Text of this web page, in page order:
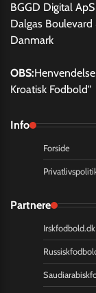
BGGD Digital
Dalgas
Danmark
OBS:
Kroatisk Fodbold"
Info
Forside
Partnere
Irskfodbold.dk